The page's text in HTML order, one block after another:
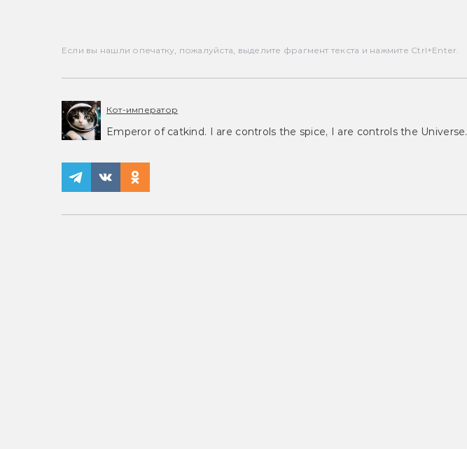
Если вы нашли опечатку, пожалуйста, выделите фрагмент текста и нажмите Ctrl+Enter.
Кот-император
Emperor of catkind. I are controls the spice, I are controls the Universe.